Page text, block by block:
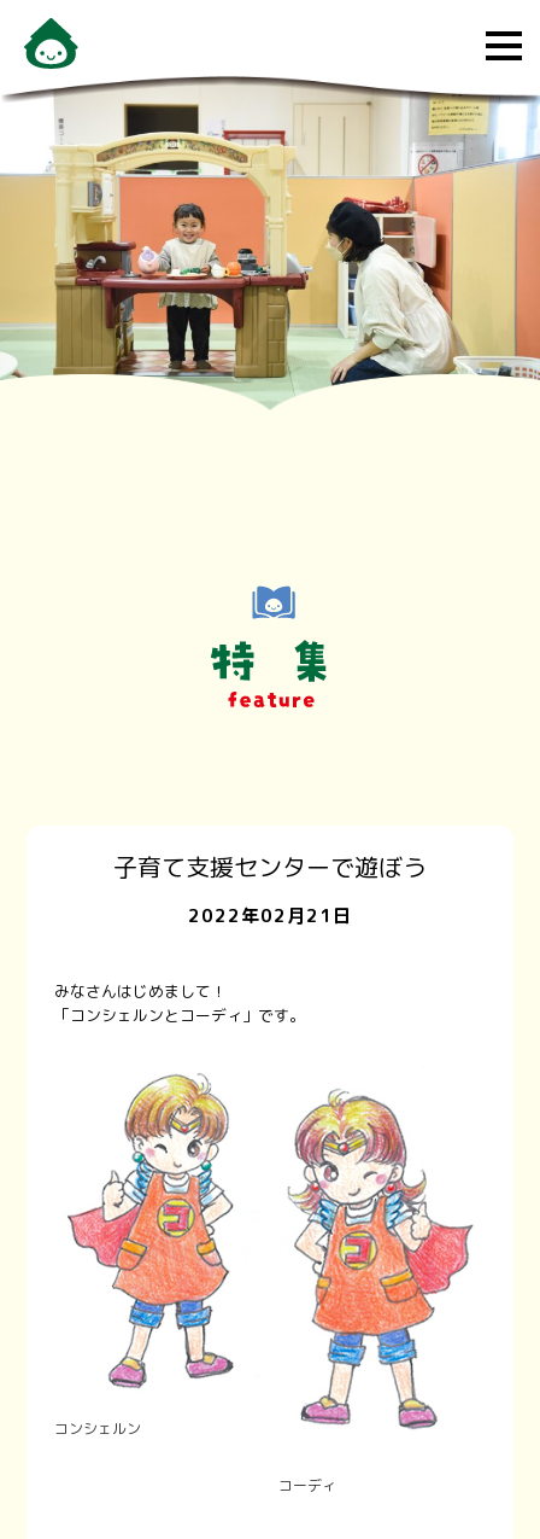
メ
ニ
ュ
ー
を
開
子育て支援センターで遊ぼう
2022年02月21日
みなさんはじめまして！
「コンシェルンとコーディ」です。
コンシェルン
コーディ